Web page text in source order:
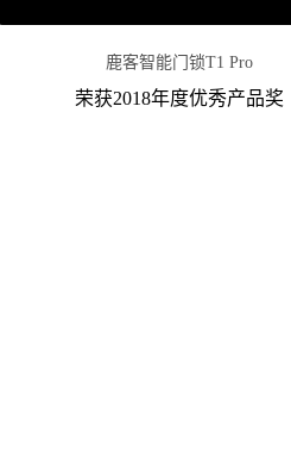
鹿客智能门锁T1 Pro
荣获2018年度优秀产品奖